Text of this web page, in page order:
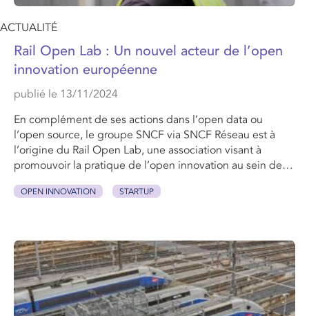
ACTUALITÉ
Rail Open Lab : Un nouvel acteur de l’open
innovation européenne
publié le 13/11/2024
En complément de ses actions dans l’open data ou
l’open source, le groupe SNCF via SNCF Réseau est à
l’origine du Rail Open Lab, une association visant à
promouvoir la pratique de l’open innovation au sein de…
OPEN INNOVATION STARTUP